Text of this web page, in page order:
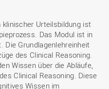
klinischer Urteilsbildung ist
Das Modul ist in
Die Grundlagenlehreinheit
des Clinical Reasoning.
Wissen über die Abläufe,
Clinical Reasoning. Diese
Wissen im